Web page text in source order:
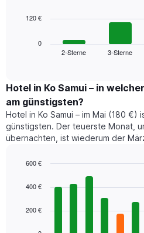
bars.
den
durchschnittlichen
Preis
für
ein
Doppelzimmer
letzten
Tage,
nach
2-Sterne 3-Sterne
0
120 €
Hotel in Ko Samui – in
am günstigsten?
Hotel in Ko Samui – im Mai (180 €)
günstigsten. Der teuerste Monat,
übernachten, ist wiederum der
chart
bars.
graphic.
200 €
400 €
600 €